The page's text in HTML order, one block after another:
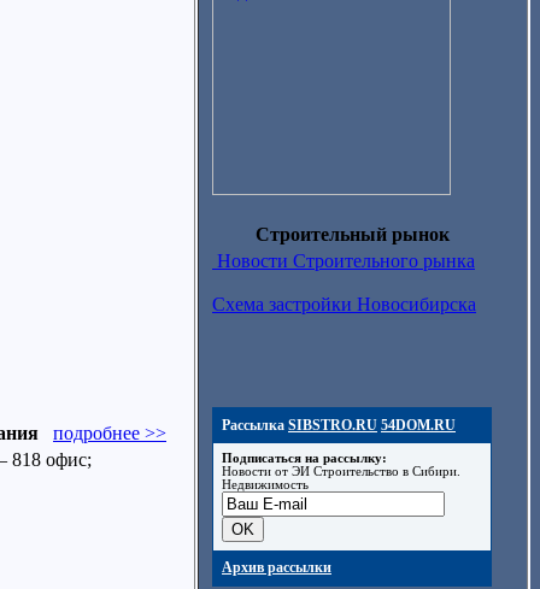
подробнее >>
818 офис;
Строительный рынок
Новости Строительного рынка
Схема застройки Новосибирска
Рассылка SIBSTRO.RU 54DOM.RU
Подписаться на рассылку:
Новости от ЭИ Строительство в Сибири.
Недвижимость
Архив рассылки